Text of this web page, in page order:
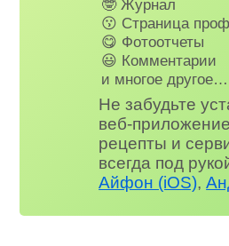
🤓 Журнал
😗 Страница
😋 Фотоотчеты
😃 Комментарии
и многое другое…
Не забудьте
веб-
рецепты и
всегда под
Айфон (iOS),